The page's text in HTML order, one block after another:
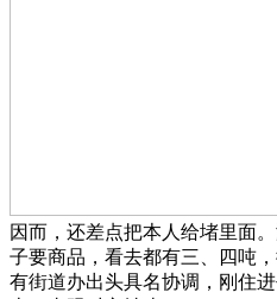
因而，还差点把本人给堵里面
子要商品，看去都有三、四吨
有街道办出头具名协调，刚住